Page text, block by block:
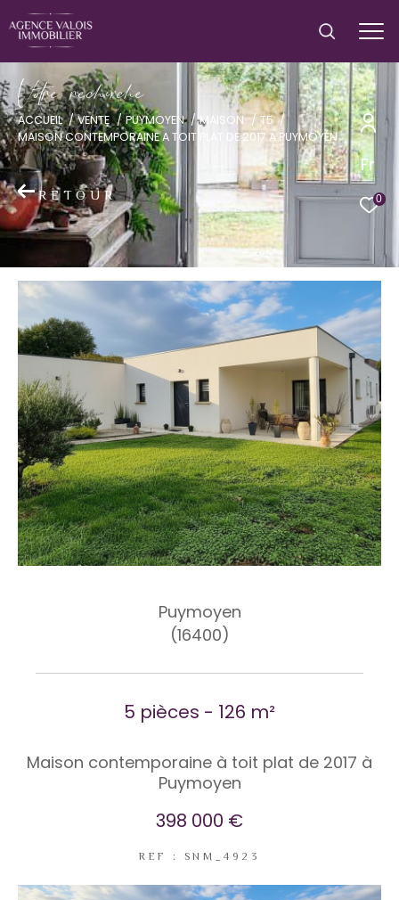
Fr
0
Vore recece
ACCUEIL VENTE PUYMOYEN MAISON
T5
MAISON CONTEMPORAINE A TOIT PLAT DE 2017 A PUYMOYEN
RETOUR
Puymoyen
(16400)
5 pièces - 126 m²
Maison contemporaine à toit plat de 2017 à
Puymoyen
398 000 €
REF : SNM_4923